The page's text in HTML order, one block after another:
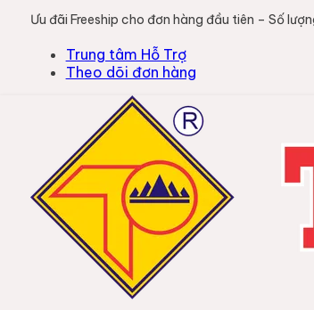
Ưu đãi Freeship cho đơn hàng đầu tiên – Số
Trung tâm Hỗ Trợ
Theo dõi đơn hàng